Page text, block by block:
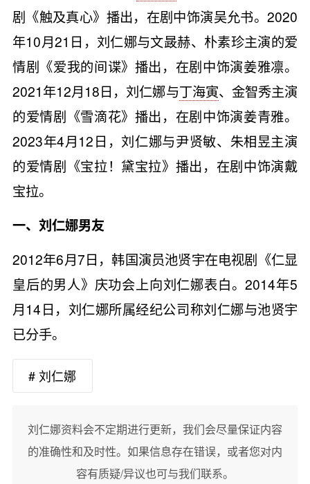
剧《触及真心》播出，在剧中饰演吴允书。2020
年10月21日，刘仁娜与文晸赫、朴素珍主演的爱
情剧《爱我的间谍》播出，在剧中饰演姜雅凛。
2021年12月18日，刘仁娜与丁海寅、金智秀主演
的爱情剧《雪滴花》播出，在剧中饰演姜青雅。
2023年4月12日，刘仁娜与尹贤敏、朱相昱主演
的爱情剧《宝拉！黛宝拉》播出，在剧中饰演戴
宝拉。
一、刘仁娜男友
2012年6月7日，韩国演员池贤宇在电视剧《仁显
皇后的男人》庆功会上向刘仁娜表白。2014年5
月14日，刘仁娜所属经纪公司称刘仁娜与池贤宇
已分手。
# 刘仁娜
刘仁娜资料会不定期进行更新，我们会尽量保证内容
的准确性和及时性。如果信息存在错误，或者您对内
容有质疑/异议也可与我们联系。